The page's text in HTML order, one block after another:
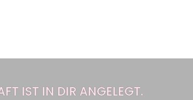
IST IN DIR ANGELEGT.